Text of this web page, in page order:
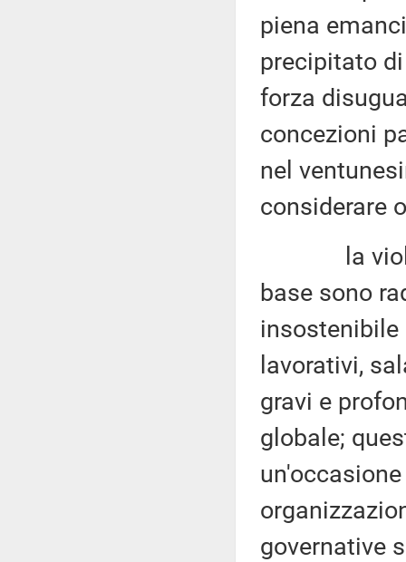
piena
precipitato
forza
concezioni
nel
considerare
la
base sono
lavorativi,
gravi e
globale;
governative